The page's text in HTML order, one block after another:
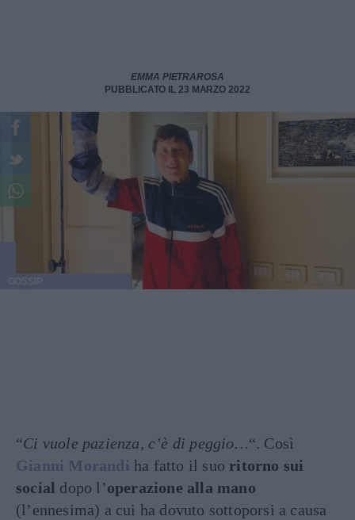
EMMA PIETRAROSA
PUBBLICATO IL 23 MARZO 2022
“Ci vuole pazienza, c’è di peggio…“. Così
Gianni Morandi ha fatto il suo ritorno sui
social dopo l’operazione alla mano
(l’ennesima) a cui ha dovuto sottoporsi a causa